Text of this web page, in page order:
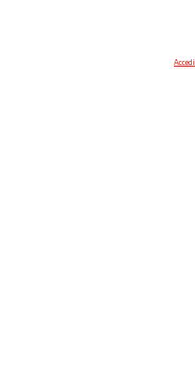
Accedi